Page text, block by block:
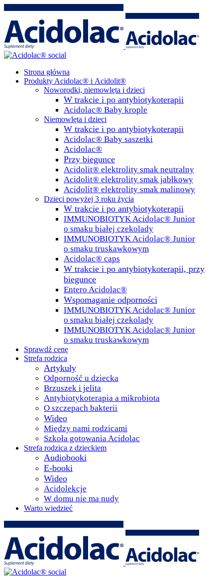
Strona główna
Produkty Acidolac® i Acidolit®
Noworodki, niemowlęta i dzieci
W trakcie i po antybiotykoterapii
Acidolac® Baby krople
Niemowlęta i dzieci
W trakcie i po antybiotykoterapii
Acidolac® Baby saszetki
Acidolac®
Przy biegunce
Acidolit® elektrolity smak neutralny
Acidolit® elektrolity smak jabłkowy
Acidolit® elektrolity smak malinowy
Dzieci powyżej 3 roku życia
W trakcie i po antybiotykoterapii
IMMUNOBIOTYK Acidolac® Junior
o smaku białej czekolady
IMMUNOBIOTYK Acidolac® Junior
o smaku truskawkowym
Acidolac® caps
W trakcie i po antybiotykoterapii, przy
biegunce
Entero Acidolac®
Wspomaganie odporności
IMMUNOBIOTYK Acidolac® Junior
o smaku białej czekolady
IMMUNOBIOTYK Acidolac® Junior
o smaku truskawkowym
Sprawdź cenę
Strefa rodzica
Artykuły
Odporność u dziecka
Brzuszek i jelita
Antybiotykoterapia a mikrobiota
O szczepach bakterii
Wideo
Między nami rodzicami
Szkoła gotowania Acidolac
Strefa rodzica z dzieckiem
Audiobooki
E-booki
Wideo
Acidolekcje
W domu nie ma nudy
Warto wiedzieć